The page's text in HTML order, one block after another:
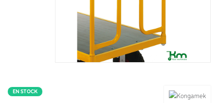
EN STOCK